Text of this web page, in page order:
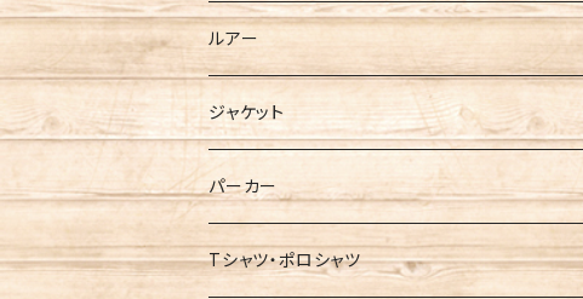
ルアー
ジャケット
パーカー
Tシャツ・ポロシャツ